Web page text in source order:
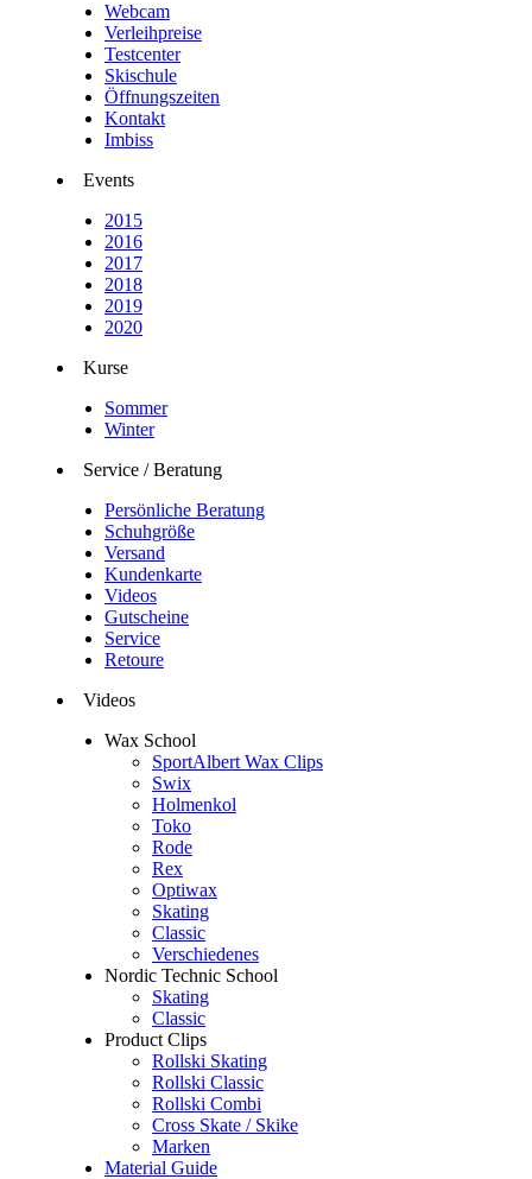
Webcam
Verleihpreise
Testcenter
Skischule
Öffnungszeiten
Kontakt
Imbiss
Events
2015
2016
2017
2018
2019
2020
Kurse
Sommer
Winter
Service / Beratung
Persönliche Beratung
Schuhgröße
Versand
Kundenkarte
Videos
Gutscheine
Service
Retoure
Videos
Wax School
SportAlbert Wax Clips
Swix
Holmenkol
Toko
Rode
Rex
Optiwax
Skating
Classic
Verschiedenes
Nordic Technic School
Skating
Classic
Product Clips
Rollski Skating
Rollski Classic
Rollski Combi
Cross Skate / Skike
Marken
Material Guide